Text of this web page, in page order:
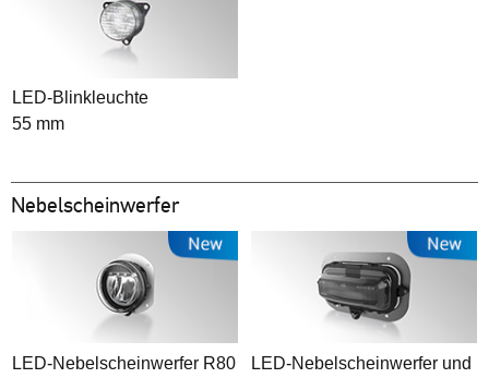
LED-Blinkleuchte
55 mm
Nebelscheinwerfer
LED-Nebelscheinwerfer R80
LED-Nebelscheinwerfer und